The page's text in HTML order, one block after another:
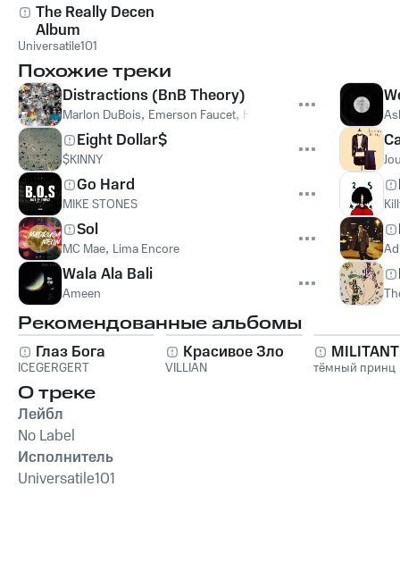
The Really Decent
Album
Universatile101
Похожие треки
Distractions (BnB Theory)
Marlon DuBois, Emerson Faucet, Henry Mosto Dugan
Eight Dollar$
$KINNY
Go Hard
MIKE STONES
Sol
MC Mae, Lima Encore
Wala Ala Bali
Ameen
Рекомендованные альбомы
Глаз Бога
ICEGERGERT
Красивое Зло
VILLIAN тёмный принц
О треке
Лейбл
No Label
Исполнитель
Universatile101